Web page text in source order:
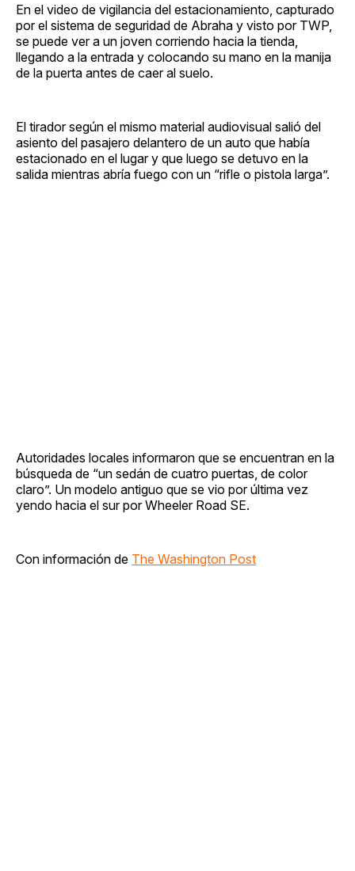
En el video de vigilancia del estacionamiento, capturado
por el sistema de seguridad de Abraha y visto por TWP,
se puede ver a un joven corriendo hacia la tienda,
llegando a la entrada y colocando su mano en la manija
de la puerta antes de caer al suelo.
El tirador según el mismo material audiovisual salió del
asiento del pasajero delantero de un auto que había
estacionado en el lugar y que luego se detuvo en la
salida mientras abría fuego con un “rifle o pistola larga”.
Autoridades locales informaron que se encuentran en la
búsqueda de “un sedán de cuatro puertas, de color
claro”. Un modelo antiguo que se vio por última vez
yendo hacia el sur por Wheeler Road SE.
Con información de The Washington Post